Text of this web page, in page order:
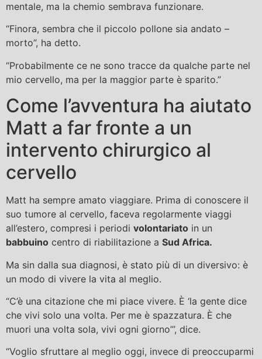
mentale, ma la chemio sembrava funzionare.
“Finora, sembra che il piccolo pollone sia andato –
morto”, ha detto.
“Probabilmente ce ne sono tracce da qualche parte nel
mio cervello, ma per la maggior parte è sparito.”
Come l’avventura ha aiutato
Matt a far fronte a un
intervento chirurgico al
cervello
Matt ha sempre amato viaggiare. Prima di conoscere il
suo tumore al cervello, faceva regolarmente viaggi
all’estero, compresi i periodi volontariato in un
babbuino centro di riabilitazione a Sud Africa.
Ma sin dalla sua diagnosi, è stato più di un diversivo: è
un modo di vivere la vita al meglio.
“C’è una citazione che mi piace vivere. È ‘la gente dice
che vivi solo una volta. Per me è spazzatura. È che
muori una volta sola, vivi ogni giorno’”, dice.
“Voglio sfruttare al meglio oggi, invece di preoccuparmi